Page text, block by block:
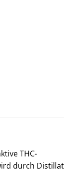
THC-
durch